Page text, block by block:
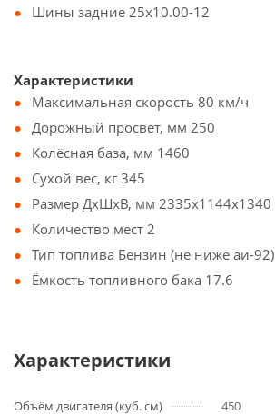
Шины задние 25x10.00-12
Характеристики
Максимальная скорость 80 км/ч
Дорожный просвет, мм 250
Колёсная база, мм 1460
Сухой вес, кг 345
Размер ДхШхВ, мм 2335x1144x1340
Количество мест 2
Тип топлива Бензин (не ниже аи-92)
Ёмкость топливного бака 17.6
Характеристики
Объём двигателя (куб. см)
450